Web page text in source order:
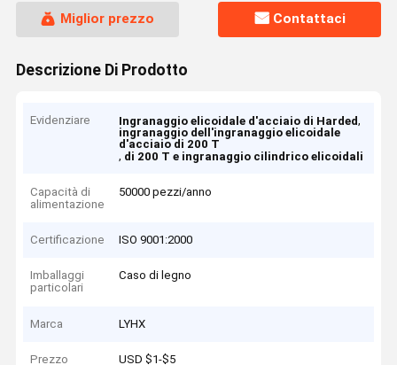
Miglior prezzo Contattaci
Descrizione Di Prodotto
Evidenziare Ingranaggio elicoidale d'acciaio di Harded,
ingranaggio dell'ingranaggio elicoidale
d'acciaio di 200 T
, di 200 T e ingranaggio cilindrico elicoidali
Capacità di
alimentazione
50000 pezzi/anno
Certificazione ISO 9001:2000
Imballaggi
particolari
Caso di legno
Marca LYHX
Prezzo USD $1-$5